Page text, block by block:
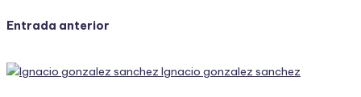
Navegación
de
Entrada anterior
Ignacio gonzalez sanchez